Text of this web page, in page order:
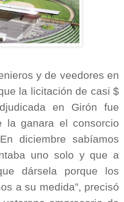
y de veedores en
la licitación de casi $
en Girón fue
la ganara el consorcio
diciembre sabíamos
uno solo y que a
dársela porque los
a su medida”, precisó